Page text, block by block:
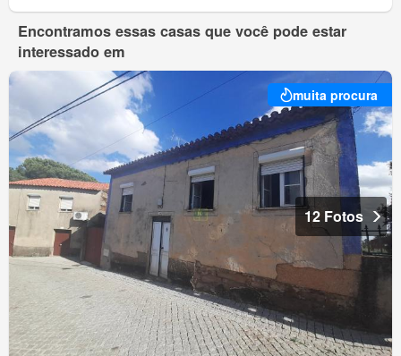
Encontramos essas casas que você pode estar
interessado em
muita procura
12 Fotos